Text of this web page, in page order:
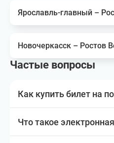
Ярославль-главный –
Новочеркасск – Ростов
Частые вопросы
Как купить билет на
Что такое